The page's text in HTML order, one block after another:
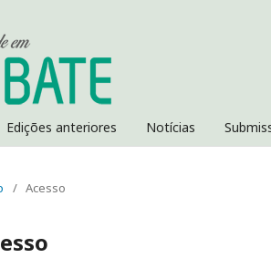
Edições anteriores Notícias
/ Acesso